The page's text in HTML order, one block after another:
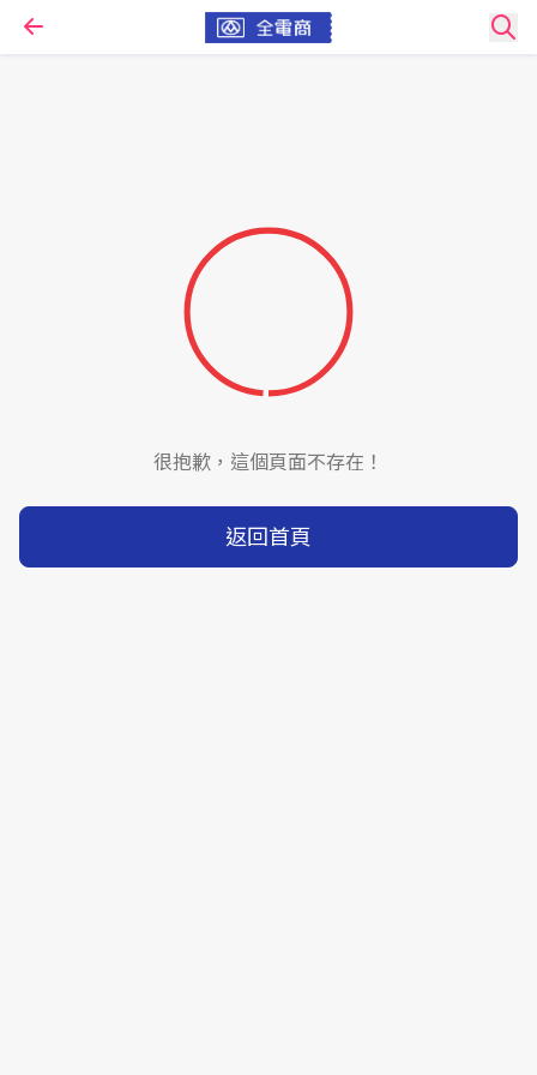
很抱歉，這個頁面不存在！
返回首頁